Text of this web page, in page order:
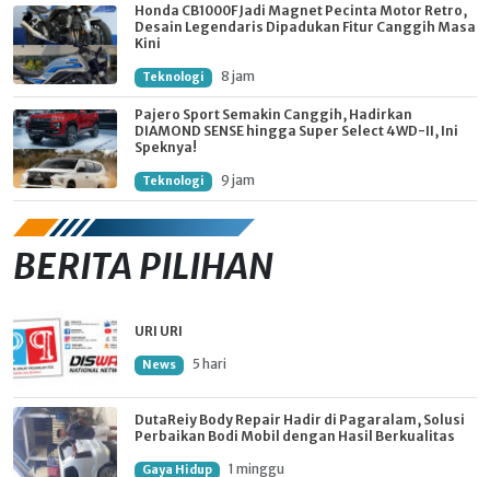
Honda CB1000F Jadi Magnet Pecinta Motor Retro,
Desain Legendaris Dipadukan Fitur Canggih Masa
Kini
Teknologi 8 jam
Pajero Sport Semakin Canggih, Hadirkan
DIAMOND SENSE hingga Super Select 4WD-II, Ini
Speknya!
Teknologi 9 jam
BERITA PILIHAN
URI URI
News 5 hari
DutaReiy Body Repair Hadir di Pagaralam, Solusi
Perbaikan Bodi Mobil dengan Hasil Berkualitas
Gaya Hidup 1 minggu